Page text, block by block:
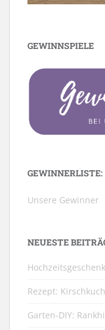
GEWINNSPIELE
GEWINNERLISTE:
Unsere Gewinner
NEUESTE
Rezept:
Garten-DIY: